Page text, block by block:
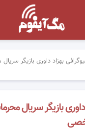
بهزاد داوری بازیگر
داوری بازیگر سریال